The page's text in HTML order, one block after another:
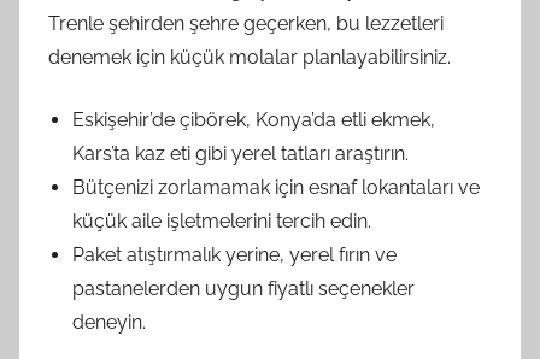
Trenle şehirden şehre geçerken, bu lezzetleri
denemek için küçük molalar planlayabilirsiniz.
Eskişehir’de çibörek, Konya’da etli ekmek,
Kars’ta kaz eti gibi yerel tatları araştırın.
Bütçenizi zorlamamak için esnaf lokantaları ve
küçük aile işletmelerini tercih edin.
Paket atıştırmalık yerine, yerel fırın ve
pastanelerden uygun fiyatlı seçenekler
deneyin.